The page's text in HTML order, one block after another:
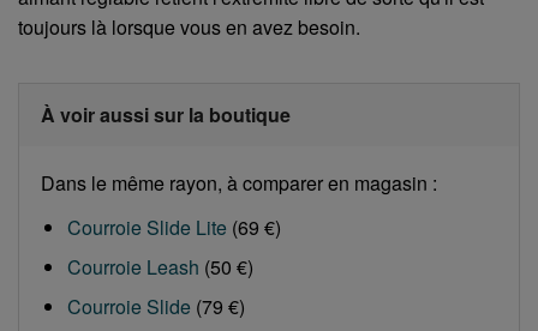
toujours là lorsque vous en avez besoin.
À voir aussi sur la boutique
Dans le même rayon, à comparer en magasin :
Courroie Slide Lite (69 €)
Courroie Leash (50 €)
Courroie Slide (79 €)